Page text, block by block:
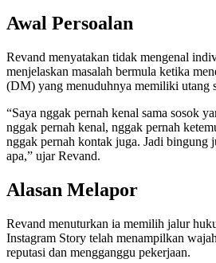
Awal Persoalan
Revand menyatakan tidak mengenal
menjelaskan masalah bermula ketika
(DM) yang menuduhnya memiliki utang
“Saya nggak pernah kenal sama sosok
nggak pernah kenal, nggak pernah
nggak pernah kontak juga. Jadi bingung
apa,” ujar Revand.
Alasan Melapor
Revand menuturkan ia memilih jalur
Instagram Story telah menampilkan
reputasi dan mengganggu pekerjaan.